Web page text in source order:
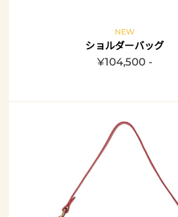
NEW
ショルダーバッグ
¥104,500 -